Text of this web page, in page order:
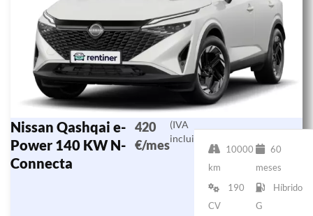
Nissan Qashqai e-
Power 140 KW N-
Connecta
420
€/mes
(IVA
incluido)
10000
km
60
meses
190
CV
Híbrido
G